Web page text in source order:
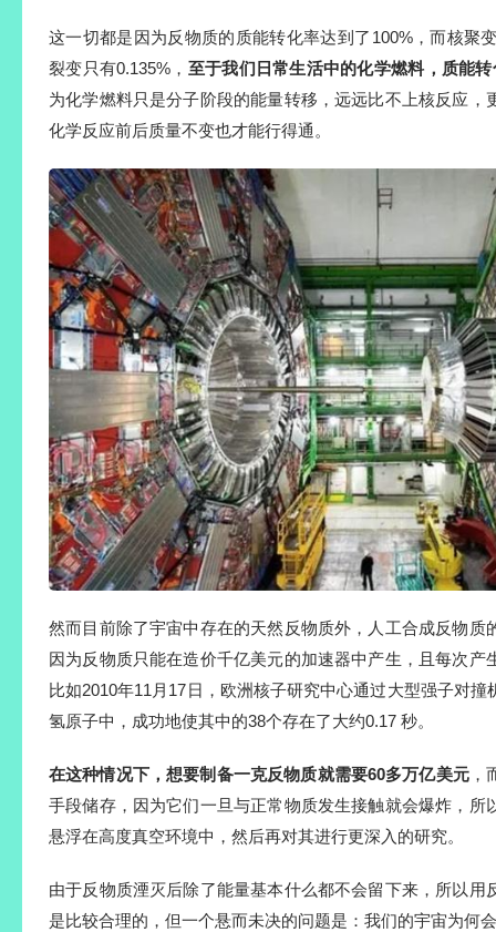
这一切都是因为反物质的质能转化率达到了100%，而核聚
裂变只有0.135%， 至于我们日常生活中的化学燃料，质能
为化学燃料只是分子阶段的能量转移，远远比不上核反应，
化学反应前后质量不变也才能行得通。
然而目前除了宇宙中存在的天然反物质外，人工合成反物质
因为反物质只能在造价千亿美元的加速器中产生，且每次产
比如2010年11月17日，欧洲核子研究中心通过大型强子对
氢原子中，成功地使其中的38个存在了大约0.17 秒。
在这种情况下，想要制备一克反物质就需要60多万亿美元，
手段储存，因为它们一旦与正常物质发生接触就会爆炸，所
悬浮在高度真空环境中，然后再对其进行更深入的研究。
由于反物质湮灭后除了能量基本什么都不会留下来，所以用
是比较合理的，但一个悬而未决的问题是：我们的宇宙为何